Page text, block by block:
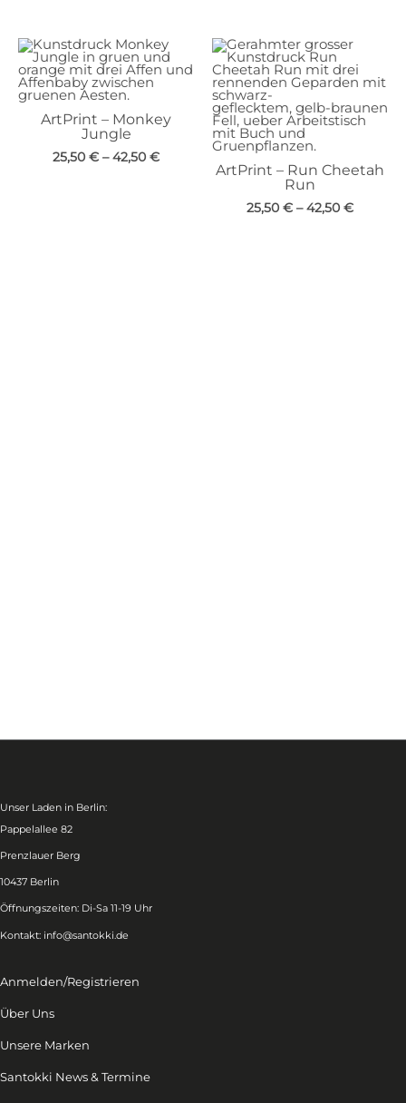
ArtPrint – Monkey
Jungle
25,50 € –42,50 €
ArtPrint – Run Cheetah
Run
25,50 € –42,50 €
Unser Laden in Berlin:
Pappelallee 82
Prenzlauer Berg
10437 Berlin
Öffnungszeiten: Di-Sa 11-19 Uhr
Kontakt: info@santokki.de
Anmelden/Registrieren
Über Uns
Unsere Marken
Santokki News & Termine